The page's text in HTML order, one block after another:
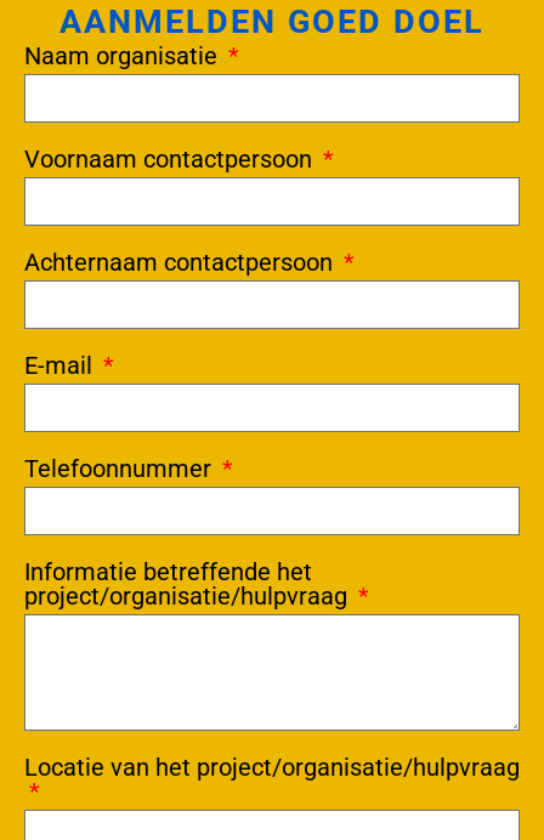
AANMELDEN GOED DOEL
Naam organisatie
Voornaam contactpersoon
Achternaam contactpersoon
E-mail
Telefoonnummer
Informatie betreffende het
project/organisatie/hulpvraag
Locatie van het project/organisatie/hulpvraag